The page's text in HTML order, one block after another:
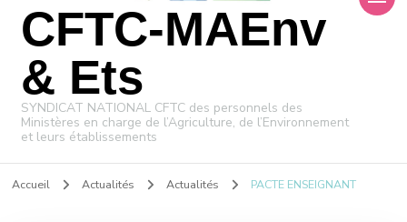
CFTC-MAEnv
& Ets
SYNDICAT NATIONAL CFTC des personnels des
Ministères en charge de l’Agriculture, de l’Environnement
et leurs établissements
Accueil Actualités Actualités PACTE ENSEIGNANT